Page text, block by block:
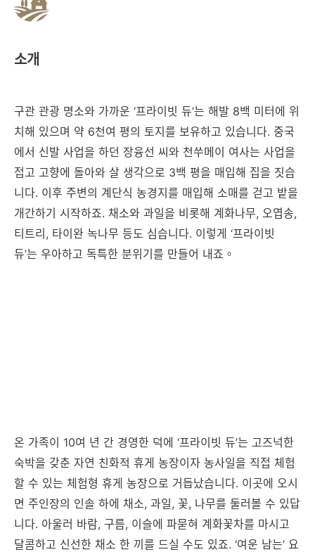
소개
구관 관광 명소와 가까운 ‘프라이빗 듀’는 해발 8백 미터에 위
치해 있으며 약 6천여 평의 토지를 보유하고 있습니다. 중국
에서 신발 사업을 하던 장융선 씨와 천쑤메이 여사는 사업을
접고 고향에 돌아와 살 생각으로 3백 평을 매입해 집을 짓습
니다. 이후 주변의 계단식 농경지를 매입해 소매를 걷고 밭을
개간하기 시작하죠. 채소와 과일을 비롯해 계화나무, 오엽송,
티트리, 타이완 녹나무 등도 심습니다. 이렇게 ‘프라이빗
듀’는 우아하고 독특한 분위기를 만들어 내죠。
온 가족이 10여 년 간 경영한 덕에 ‘프라이빗 듀’는 고즈넉한
숙박을 갖춘 자연 친화적 휴게 농장이자 농사일을 직접 체험
할 수 있는 체험형 휴게 농장으로 거듭났습니다. 이곳에 오시
면 주인장의 인솔 하에 채소, 과일, 꽃, 나무를 둘러볼 수 있답
니다. 아울러 바람, 구름, 이슬에 파묻혀 계화꽃차를 마시고
달콤하고 신선한 채소 한 끼를 드실 수도 있죠. ‘여운 남는’ 요